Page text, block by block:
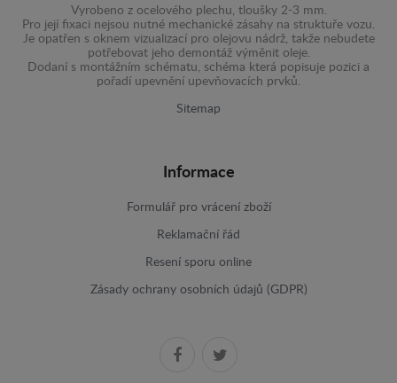
Vyrobeno z ocelového plechu, tloušky 2-3 mm.
Pro její fixaci nejsou nutné mechanické zásahy na struktuře vozu.
Je opatřen s oknem vizualizací pro olejovu nádrž, takže nebudete
potřebovat jeho demontáž výměnit oleje.
Dodaní s montážním schématu, schéma která popisuje pozici a
pořadí upevnění upevňovacích prvků.
Sitemap
Informace
Formulář pro vrácení zboží
Reklamační řád
Resení sporu online
Zásady ochrany osobních údajů (GDPR)